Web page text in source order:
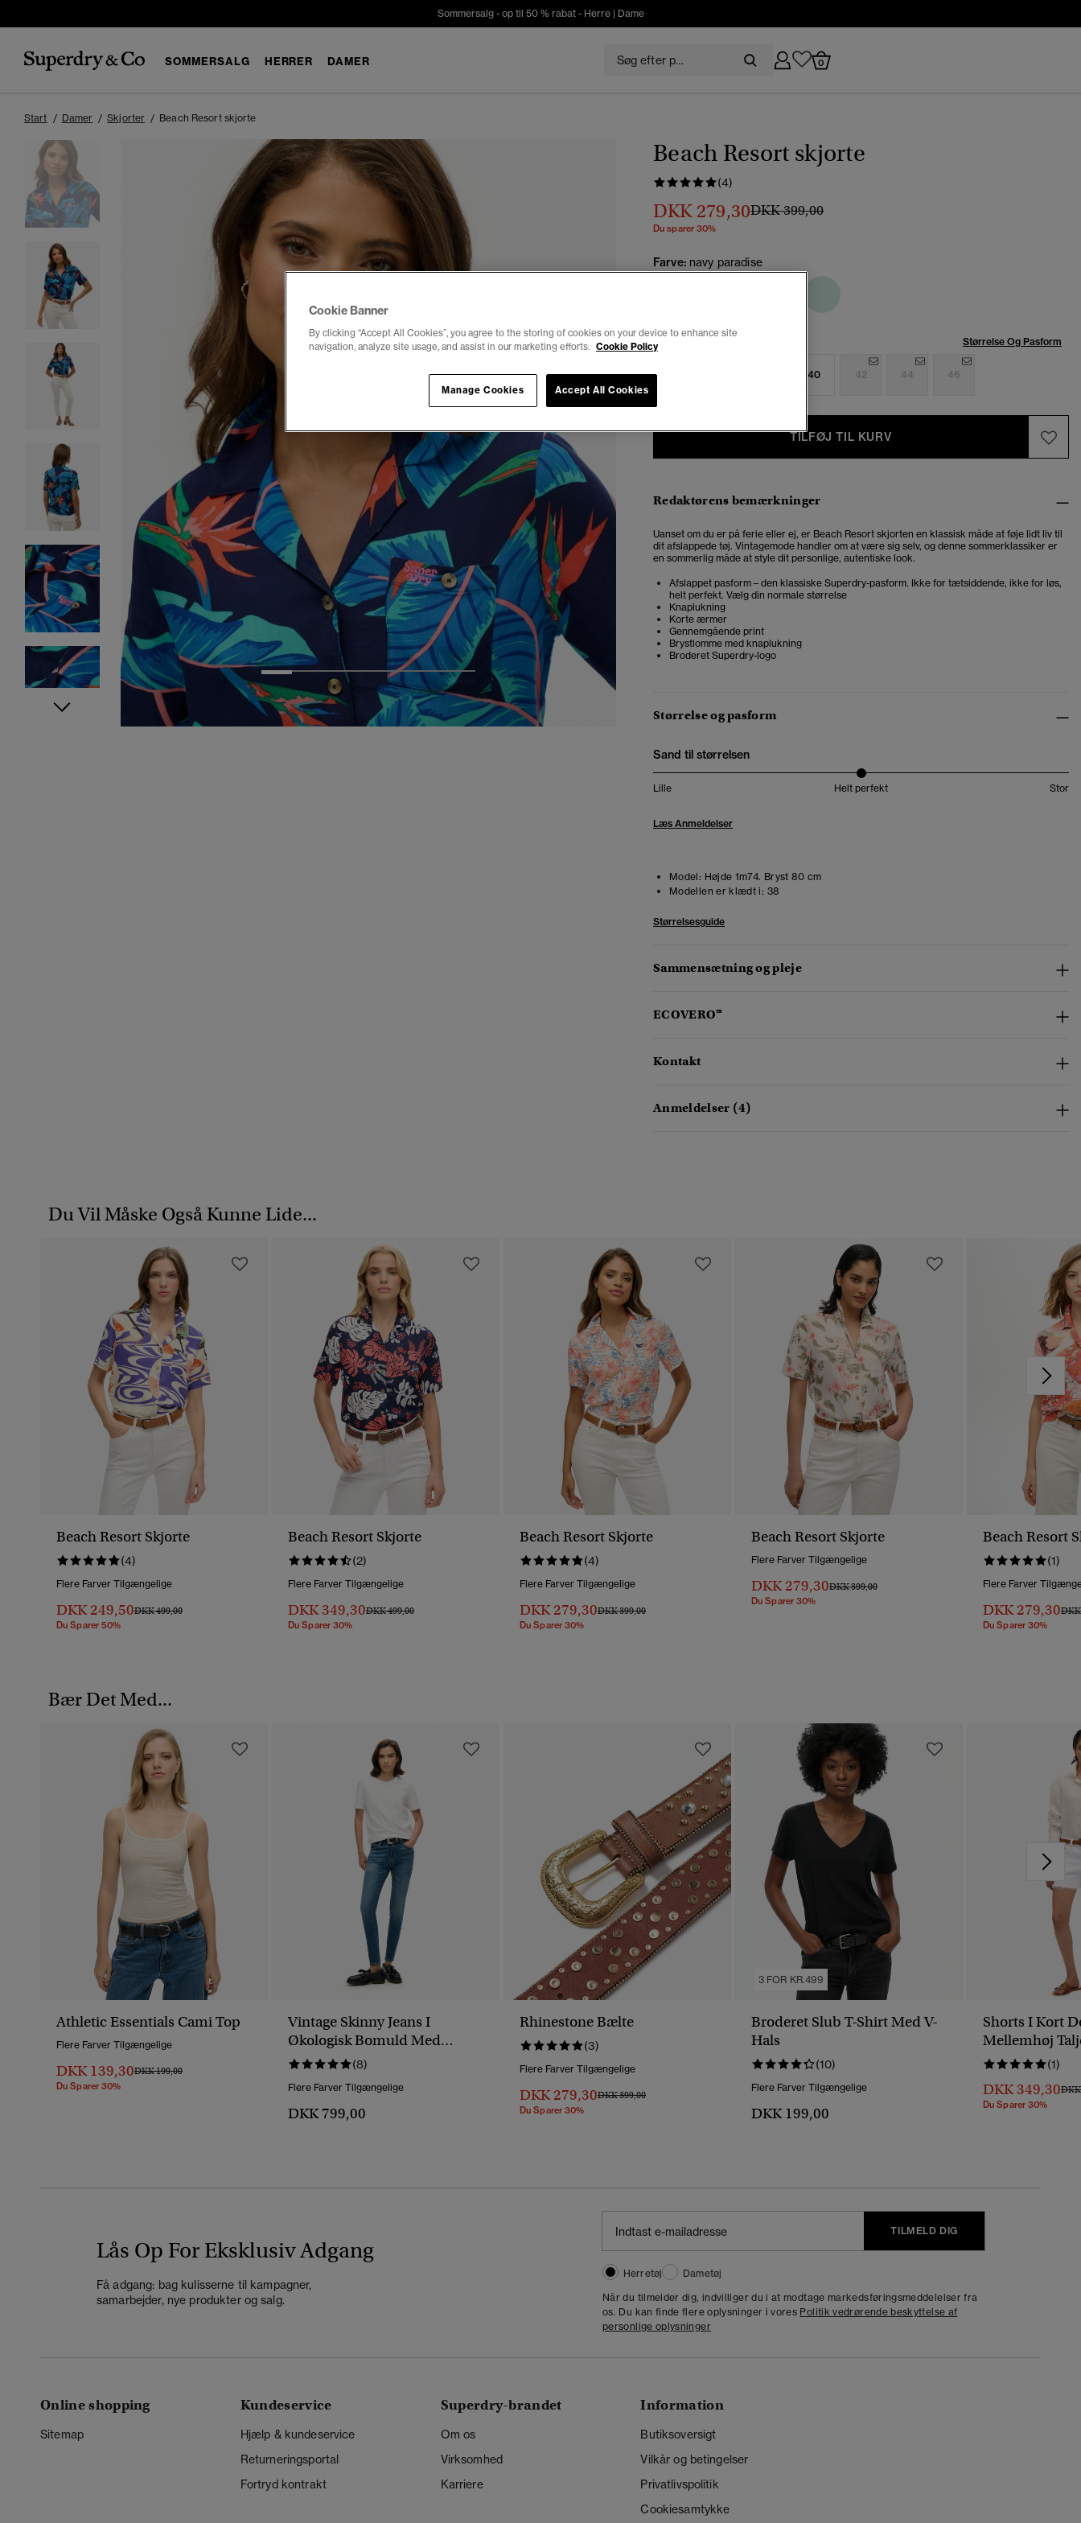
Sommersalg - op til 50 % rabat - Herre| Dame
SOMMERSALG HERRER DAMER 0
Start Damer Skjorter Beach Resort skjorte
3 5 6 7
Beach Resort skjorte
(4)
DKK 279,30Pris nedsat fra
DKK 399,00til
Du sparer 30%
Farve: navy paradise
Vælg Størrelse: Størrelse Og Pasform
40 42 44 46
TILFØJ TIL KURV
Redaktørens bemærkninger
Uanset om du er på ferie eller ej, er Beach Resort skjorten en klassisk måde at føje lidt liv til
dit afslappede tøj. Vintagemode handler om at være sig selv, og denne sommerklassiker er
en sommerlig måde at style dit personlige, autentiske look.
Afslappet pasform – den klassiske Superdry-pasform. Ikke for tætsiddende, ikke for løs,
helt perfekt. Vælg din normale størrelse
Knaplukning
Korte ærmer
Gennemgående print
Brystlomme med knaplukning
Broderet Superdry-logo
Størrelse og pasform
Sand til størrelsen
Lille Helt perfekt Stor
Læs Anmeldelser
Model: Højde 1m74. Bryst 80 cm
Modellen er klædt i: 38
Størrelsesguide
Sammensætning og pleje
ECOVERO™
Kontakt
Anmeldelser (4)
Du Vil Måske Også Kunne Lide...
Beach Resort Skjorte
(4)
Flere Farver Tilgængelige
DKK 249,50Pris Nedsat Fra
DKK 499,00Til
Du Sparer 50%
Beach Resort Skjorte
(2)
Flere Farver Tilgængelige
DKK 349,30Pris Nedsat Fra
DKK 499,00Til
Du Sparer 30%
Beach Resort Skjorte
(4)
Flere Farver Tilgængelige
DKK 279,30Pris Nedsat Fra
DKK 399,00Til
Du Sparer 30%
Beach Resort Skjorte
Flere Farver Tilgængelige
DKK 279,30Pris Nedsat Fra
DKK 399,00Til
Du Sparer 30%
Beach Resort
(1)
Flere Farver
DKK 279,30Pris
Du Sparer 30%
Bær Det Med...
Athletic Essentials Cami Top
Flere Farver Tilgængelige
DKK 139,30Pris Nedsat Fra
DKK 199,00Til
Du Sparer 30%
Vintage Skinny Jeans I
Økologisk Bomuld Med
Mellemhøj Talje
(8)
Flere Farver Tilgængelige
DKK 799,00
Rhinestone Bælte
(3)
Flere Farver Tilgængelige
DKK 279,30Pris Nedsat Fra
DKK 399,00Til
Du Sparer 30%
3 FOR KR.499
Broderet Slub T-Shirt Med V-
Hals
(10)
Flere Farver Tilgængelige
DKK 199,00
Shorts I Kort
Mellemhøj
(1)
DKK 349,30Pris
Du Sparer 30%
Lås Op For Eksklusiv Adgang
Få adgang: bag kulisserne til kampagner,
samarbejder, nye produkter og salg.
TILMELD DIG
Herretøj
Dametøj
Når du tilmelder dig, indvilliger du i at modtage markedsføringsmeddelelser fra
os. Du kan finde flere oplysninger i vores Politik vedrørende beskyttelse af
personlige oplysninger
Online shopping
Sitemap
Kundeservice
Hjælp & kundeservice
Returneringsportal
Fortryd kontrakt
Superdry-brandet
Om os
Virksomhed
Karriere
Information
Butiksoversigt
Vilkår og betingelser
Privatlivspolitik
Cookiesamtykke
Cookie Banner
By clicking “Accept All Cookies”, you agree to the storing of cookies on your device to enhance site
navigation, analyze site usage, and assist in our marketing efforts. Cookie Policy
Accept All Cookies
Manage Cookies